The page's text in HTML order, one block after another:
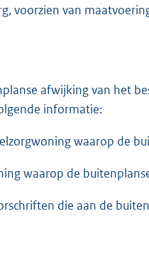
voorzien van
afwijking van het
informatie:
waarop de
waarop de
die aan de